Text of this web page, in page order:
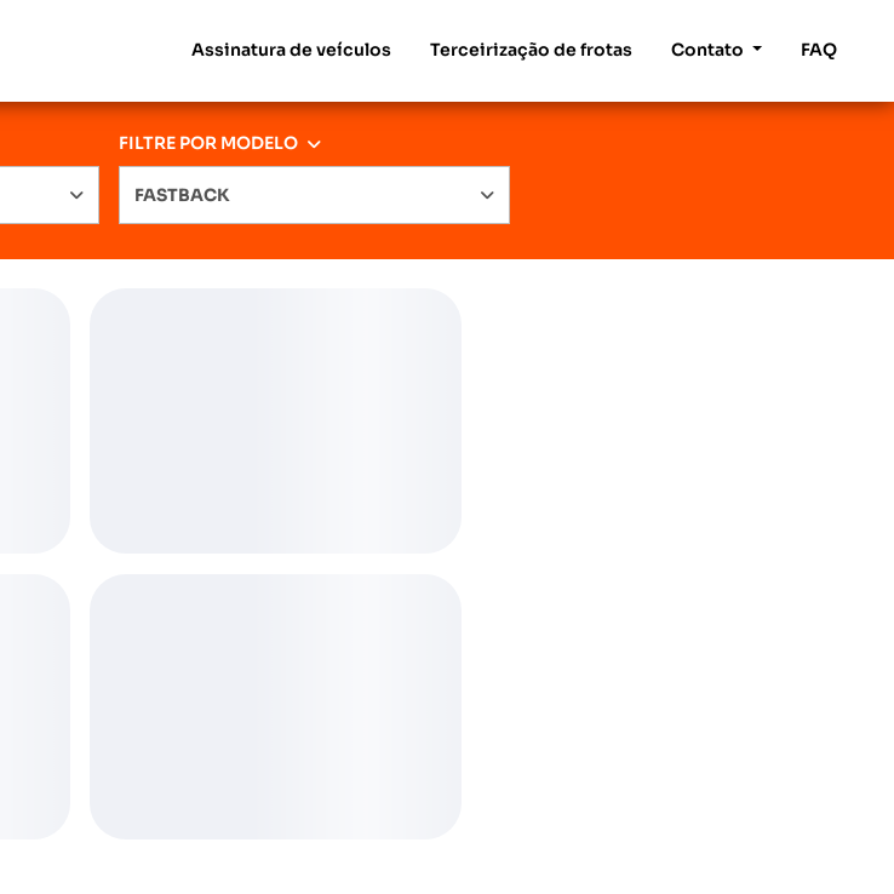
Assinatura de veículos Terceirização de frotas Contato FAQ
FILTRE POR MODELO
FASTBACK